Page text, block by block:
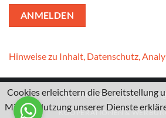
Hinweise zu Inhalt, Datenschutz,
KontaktI Datenschutzerklärung
KOOPERATIONEN &
Cookies erleichtern die Bereitstellung
Mit der Nutzung unserer Dienste